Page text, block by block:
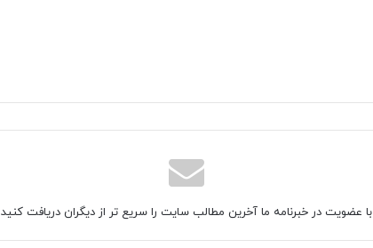
با عضویت در خبرنامه ما آخرین مطالب سایت را سریع تر از دیگران دریافت کنید